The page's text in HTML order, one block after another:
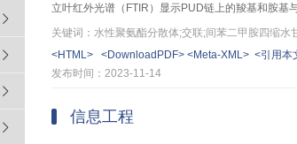
立叶红外光谱（FTIR）显示PUD链上的羧基和胺
和耐沾
<HTML>
<DownloadPDF> <Meta-XML> <引用本
发布时间：2023-11-14
信息工程